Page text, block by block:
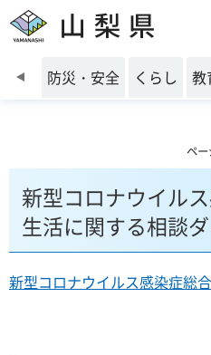
山梨県
前のスライドを表示
防災・安全 くらし 教
ペ
新型コロナウイル
生活に関する相談
新型コロナウイルス感染症総